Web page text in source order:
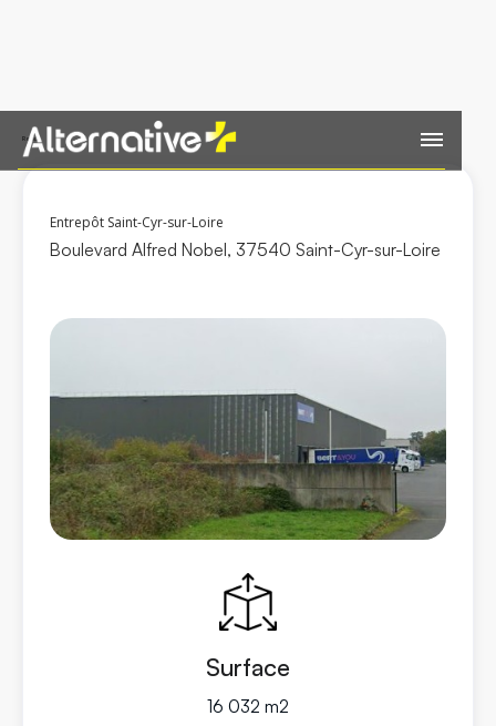
Retour
Entrepôt Saint-Cyr-sur-Loire
Boulevard Alfred Nobel, 37540 Saint-Cyr-sur-Loire
Surface
16 032 m2